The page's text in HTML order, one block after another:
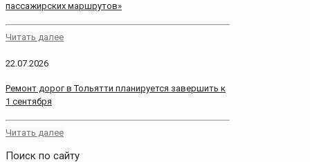
пассажирских маршрутов»
Читать далее
22.07.2026
Ремонт дорог в Тольятти планируется завершить к
1 сентября
Читать далее
Поиск по сайту